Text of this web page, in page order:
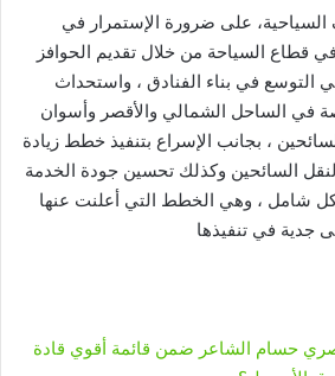
على ضرورة الإستمرار في
قطاع السياحة من خلال تقديم الحوافز
التوسع في بناء الفنادق ، واستحداث
في الساحل الشمالي والأقصر وأسوان
، بجانب الإسراع بتنفيذ خطط زيادة
السائحين وكذلك تحسين جودة الخدمة
شامل ، وهي الخطط التي أعلنت عنها
جدية في تنفيذها
حسام الشاعر ضمن قائمة أقوي قادة